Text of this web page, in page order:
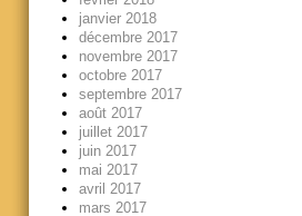
janvier 2018
décembre 2017
novembre 2017
octobre 2017
septembre 2017
août 2017
juillet 2017
juin 2017
mai 2017
avril 2017
mars 2017